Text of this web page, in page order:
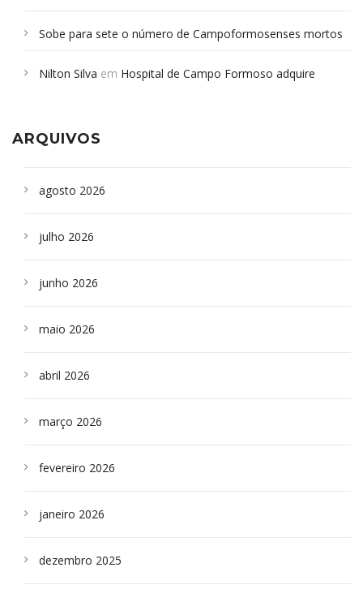
Sobe para sete o número de Campoformosenses mortos
Campoformosenses que morreram em desabamentos são
Nilton Silva em Hospital de Campo Formoso adquire
ARQUIVOS
agosto 2026
julho 2026
junho 2026
maio 2026
abril 2026
março 2026
fevereiro 2026
janeiro 2026
dezembro 2025